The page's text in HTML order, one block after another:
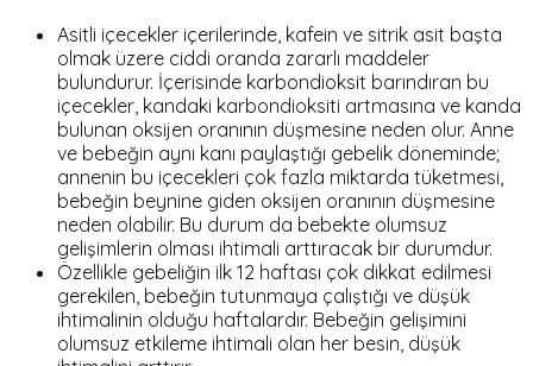
Asitli içecekler içerilerinde, kafein ve sitrik asit başta
olmak üzere ciddi oranda zararlı maddeler
bulundurur. İçerisinde karbondioksit barındıran bu
içecekler, kandaki karbondioksiti artmasına ve kanda
bulunan oksijen oranının düşmesine neden olur. Anne
ve bebeğin aynı kanı paylaştığı gebelik döneminde;
annenin bu içecekleri çok fazla miktarda tüketmesi,
bebeğin beynine giden oksijen oranının düşmesine
neden olabilir. Bu durum da bebekte olumsuz
gelişimlerin olması ihtimali arttıracak bir durumdur.
Özellikle gebeliğin ilk 12 haftası çok dikkat edilmesi
gerekilen, bebeğin tutunmaya çalıştığı ve düşük
ihtimalinin olduğu haftalardır. Bebeğin gelişimini
olumsuz etkileme ihtimali olan her besin, düşük